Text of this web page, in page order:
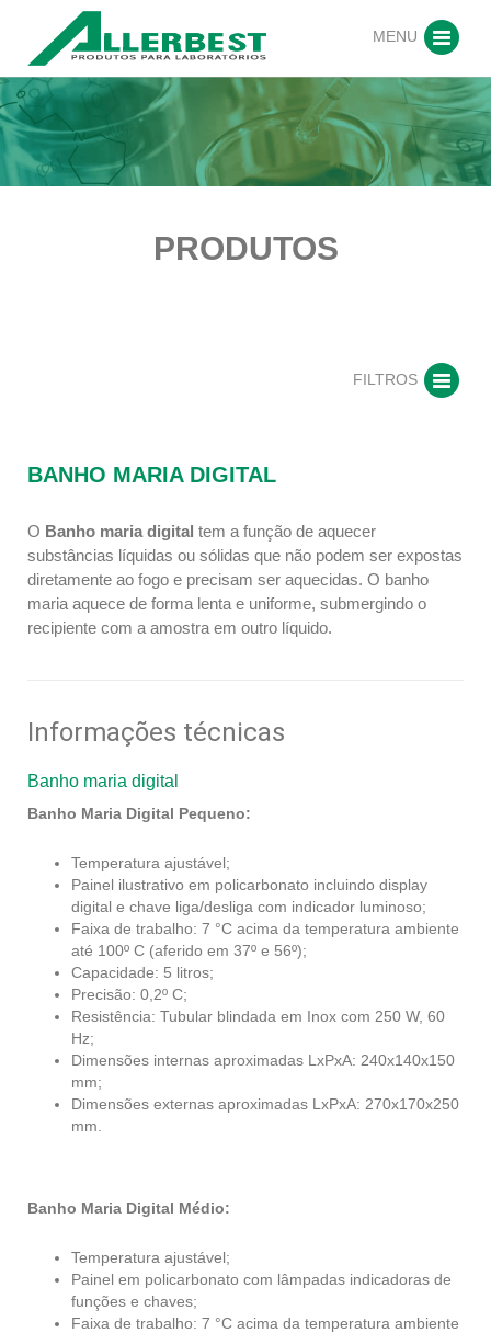
MENU
PRODUTOS
FILTROS
BANHO MARIA DIGITAL
O Banho maria digital tem a função de aquecer
substâncias líquidas ou sólidas que não podem ser expostas
diretamente ao fogo e precisam ser aquecidas. O banho
maria aquece de forma lenta e uniforme, submergindo o
recipiente com a amostra em outro líquido.
Informações técnicas
Banho maria digital
Banho Maria Digital Pequeno:
Temperatura ajustável;
Painel ilustrativo em policarbonato incluindo display
digital e chave liga/desliga com indicador luminoso;
Faixa de trabalho: 7 °C acima da temperatura ambiente
até 100º C (aferido em 37º e 56º);
Capacidade: 5 litros;
Precisão: 0,2º C;
Resistência: Tubular blindada em Inox com 250 W, 60
Hz;
Dimensões internas aproximadas LxPxA: 240x140x150
mm;
Dimensões externas aproximadas LxPxA: 270x170x250
mm.
Banho Maria Digital Médio:
Temperatura ajustável;
Painel em policarbonato com lâmpadas indicadoras de
funções e chaves;
Faixa de trabalho: 7 °C acima da temperatura ambiente